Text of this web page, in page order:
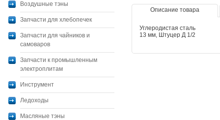
Воздушные тэны
Запчасти для хлебопечек
Запчасти для чайников и
самоваров
Запчасти к промышленным
электроплитам
Инструмент
Ледоходы
Масляные тэны
Описание товара
Углеродистая сталь
13 мм, Штуцер Д 1/2